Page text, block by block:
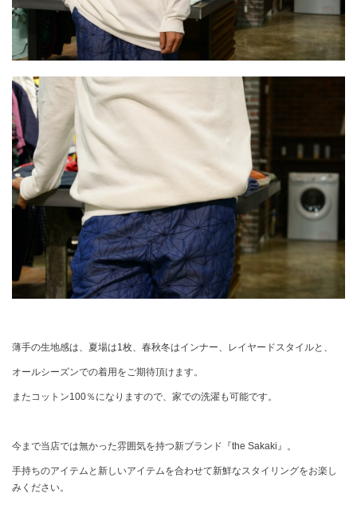
薄手の生地感は、夏場は1枚、春秋冬はインナー、レイヤードスタイルと、
オールシーズンでの着用をご期待頂けます。
またコットン100％になりますので、家での洗濯も可能です。
今まで当店では無かった雰囲気を持つ新ブランド『the Sakaki』。
手持ちのアイテムと新しいアイテムを合わせて新鮮なスタイリングをお楽し
みください。